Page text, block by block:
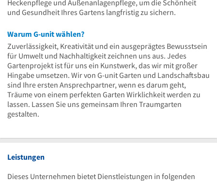
Heckenpflege und Außenanlagenpflege, um die Schönheit
und Gesundheit Ihres Gartens langfristig zu sichern.
Warum G-unit wählen?
Zuverlässigkeit, Kreativität und ein ausgeprägtes Bewusstsein
für Umwelt und Nachhaltigkeit zeichnen uns aus. Jedes
Gartenprojekt ist für uns ein Kunstwerk, das wir mit großer
Hingabe umsetzen. Wir von G-unit Garten und Landschaftsbau
sind Ihre ersten Ansprechpartner, wenn es darum geht,
Träume von einem perfekten Garten Wirklichkeit werden zu
lassen. Lassen Sie uns gemeinsam Ihren Traumgarten
gestalten.
Leistungen
Dieses Unternehmen bietet Dienstleistungen in folgenden